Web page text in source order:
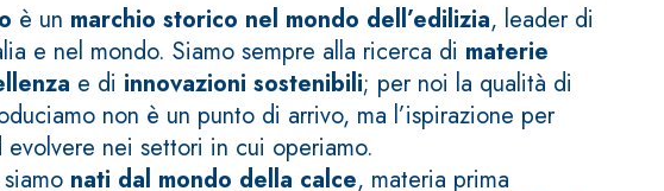
è un marchio storico nel mondo dell’edilizia, leader di
e nel mondo. Siamo sempre alla ricerca di materie
e di innovazioni sostenibili; per noi la qualità di
non è un punto di arrivo, ma l’ispirazione per
nei settori in cui operiamo.
nati dal mondo della calce, materia prima
PAVIMENTI E RIVESTIMENTI FASSAFLOOR – FONDI DI POSA
LA 8.30
a base di anidrite e quarzo, ad alta conducibilità